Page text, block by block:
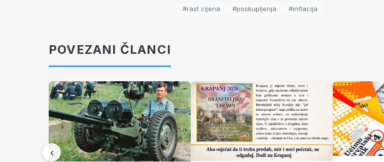
#rast cijena #poskupljenja #inflacija
POVEZANI ČLANCI
‹